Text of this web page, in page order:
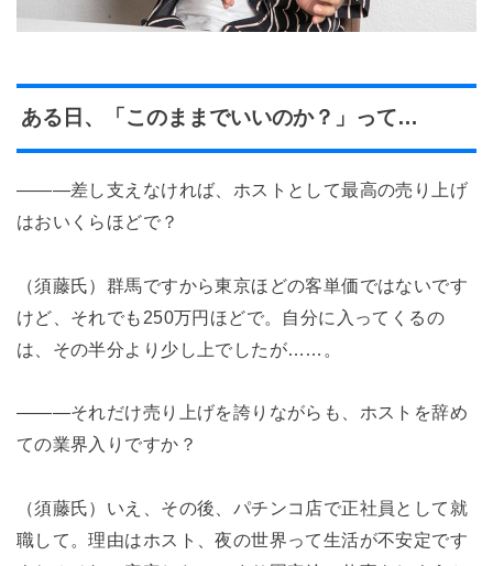
ある日、「このままでいいのか？」って…
―――差し支えなければ、ホストとして最高の売り上げ
はおいくらほどで？
（須藤氏）群馬ですから東京ほどの客単価ではないです
けど、それでも250万円ほどで。自分に入ってくるの
は、その半分より少し上でしたが……。
―――それだけ売り上げを誇りながらも、ホストを辞め
ての業界入りですか？
（須藤氏）いえ、その後、パチンコ店で正社員として就
職して。理由はホスト、夜の世界って生活が不安定です